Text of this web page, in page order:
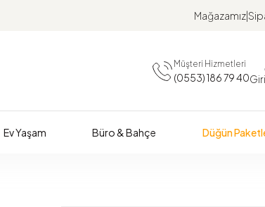
Mağazamız
Müşteri Hizmetleri
(0553) 186 79 40
Ev Yaşam Büro & Bahçe Düğün